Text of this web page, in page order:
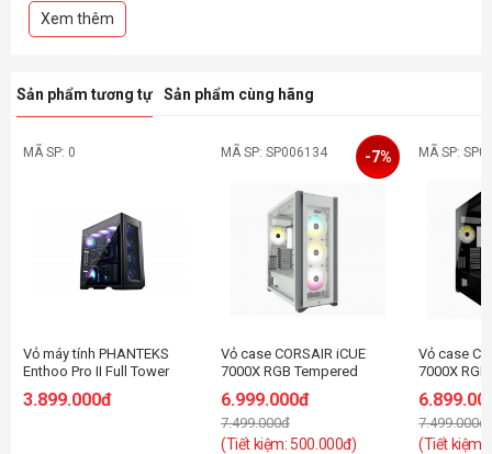
Includes 2x SP120 ELITE fans
High-performance airflow optimized front panel
Xem thêm
Sản phẩm tương tự Sản phẩm cùng hãng
MÃ SP: 0
Vỏ máy tính PHANTEKS
Enthoo Pro II Full Tower
(Full Tower/ E-ATX/ Đen)
3.899.000đ
MÃ SP: SP006134
Vỏ case CORSAIR iCUE
7000X RGB Tempered
White
6.999.000đ
7.499.000đ
(Tiết kiệm: 500.000đ)
-7% MÃ SP:
Vỏ case
7000X
Black
7.499.000đ
(Tiết kiệm: